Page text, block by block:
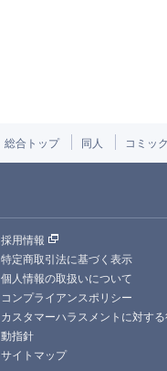
総合トップ 同人 コミッ
採用情報
特定商取引法に基づく表示
個人情報の取扱いについて
コンプライアンスポリシー
カスタマーハラスメントに対す
動指針
サイトマップ